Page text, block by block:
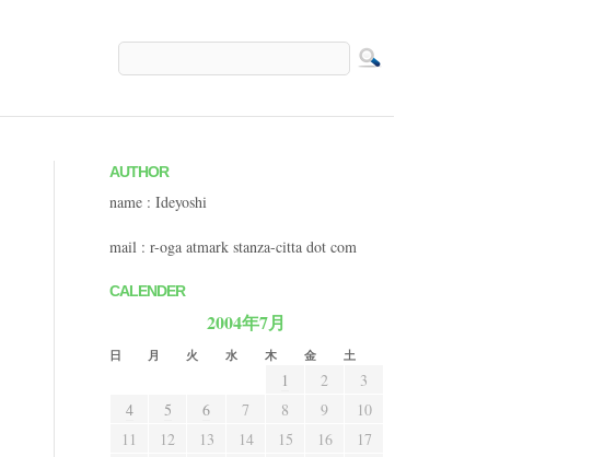
AUTHOR
name : Ideyoshi
mail : r-oga atmark stanza-citta dot com
CALENDER
2004年7月
日 月 火 水 木 金 土
1 2
3
4
5 6 7 8 9
10
11
12 13 14 15 16
17